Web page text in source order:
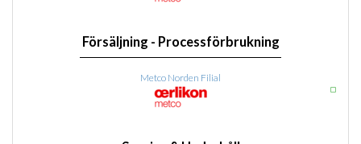
Försäljning - Processförbrukning
Metco Norden Filial